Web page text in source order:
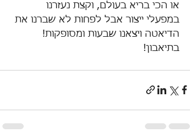
או הכי בריא בעולם, וקצת נעזרנו
במפעלי ייצור אבל לפחות לא שברנו את
הדיאטה ויצאנו שבעות ומסופקות!
בתיאבון!